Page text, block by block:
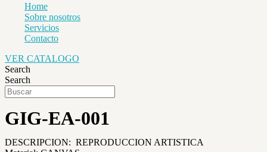
Home
Sobre nosotros
Servicios
Contacto
VER CATALOGO
Search
Search
GIG-EA-001
DESCRIPCION: REPRODUCCION ARTISTICA